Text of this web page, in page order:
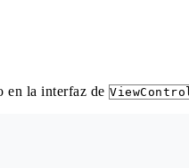
en la interfaz de